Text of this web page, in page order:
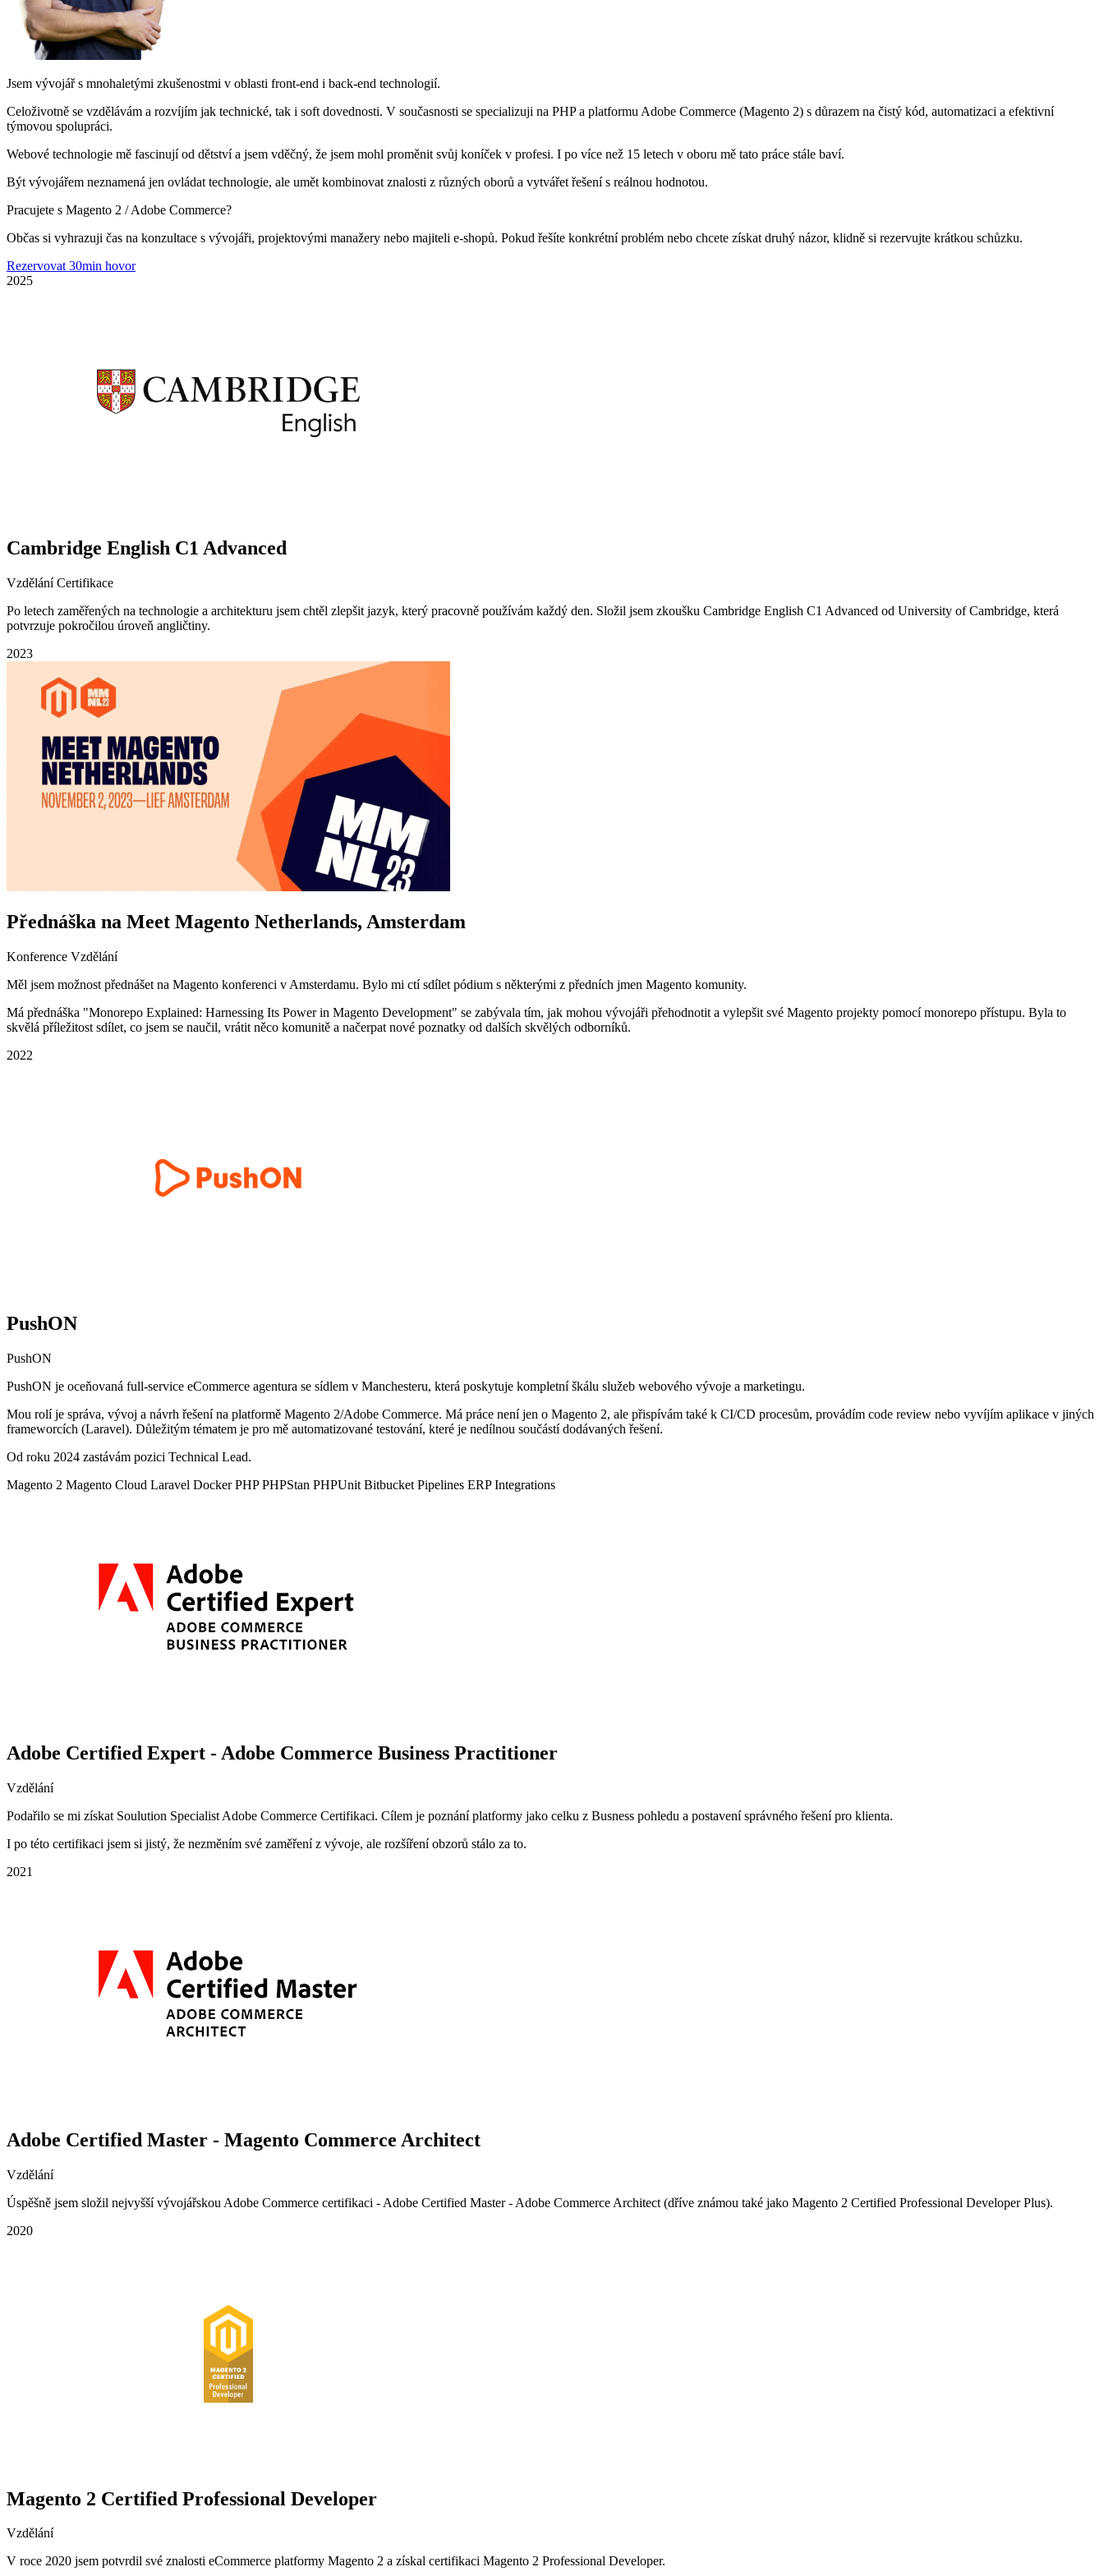
Jsem vývojář s mnohaletými zkušenostmi v oblasti front-end i back-end technologií.
Celoživotně se vzdělávám a rozvíjím jak technické, tak i soft dovednosti. V současnosti se specializuji na PHP a platformu Adobe Commerce (Magento 2) s důrazem na čistý kód, automatizaci a efektivní
týmovou spolupráci.
Webové technologie mě fascinují od dětství a jsem vděčný, že jsem mohl proměnit svůj koníček v profesi. I po více než 15 letech v oboru mě tato práce stále baví.
Být vývojářem neznamená jen ovládat technologie, ale umět kombinovat znalosti z různých oborů a vytvářet řešení s reálnou hodnotou.
Pracujete s Magento 2 / Adobe Commerce?
Občas si vyhrazuji čas na konzultace s vývojáři, projektovými manažery nebo majiteli e-shopů. Pokud řešíte konkrétní problém nebo chcete získat druhý názor, klidně si rezervujte krátkou schůzku.
Rezervovat 30min hovor
2025
Cambridge English C1 Advanced
Vzdělání Certifikace
Po letech zaměřených na technologie a architekturu jsem chtěl zlepšit jazyk, který pracovně používám každý den. Složil jsem zkoušku Cambridge English C1 Advanced od University of Cambridge, která
potvrzuje pokročilou úroveň angličtiny.
2023
Přednáška na Meet Magento Netherlands, Amsterdam
Konference Vzdělání
Měl jsem možnost přednášet na Magento konferenci v Amsterdamu. Bylo mi ctí sdílet pódium s některými z předních jmen Magento komunity.
Má přednáška "Monorepo Explained: Harnessing Its Power in Magento Development" se zabývala tím, jak mohou vývojáři přehodnotit a vylepšit své Magento projekty pomocí monorepo přístupu. Byla to
skvělá příležitost sdílet, co jsem se naučil, vrátit něco komunitě a načerpat nové poznatky od dalších skvělých odborníků.
2022
PushON
PushON
PushON je oceňovaná full-service eCommerce agentura se sídlem v Manchesteru, která poskytuje kompletní škálu služeb webového vývoje a marketingu.
Mou rolí je správa, vývoj a návrh řešení na platformě Magento 2/Adobe Commerce. Má práce není jen o Magento 2, ale přispívám také k CI/CD procesům, provádím code review nebo vyvíjím aplikace v jiných
frameworcích (Laravel). Důležitým tématem je pro mě automatizované testování, které je nedílnou součástí dodávaných řešení.
Od roku 2024 zastávám pozici Technical Lead.
Magento 2 Magento Cloud Laravel Docker PHP PHPStan PHPUnit Bitbucket Pipelines ERP Integrations
Adobe Certified Expert - Adobe Commerce Business Practitioner
Vzdělání
Podařilo se mi získat Soulution Specialist Adobe Commerce Certifikaci. Cílem je poznání platformy jako celku z Busness pohledu a postavení správného řešení pro klienta.
I po této certifikaci jsem si jistý, že nezměním své zaměření z vývoje, ale rozšíření obzorů stálo za to.
2021
Adobe Certified Master - Magento Commerce Architect
Vzdělání
Úspěšně jsem složil nejvyšší vývojářskou Adobe Commerce certifikaci - Adobe Certified Master - Adobe Commerce Architect (dříve známou také jako Magento 2 Certified Professional Developer Plus).
2020
Magento 2 Certified Professional Developer
Vzdělání
V roce 2020 jsem potvrdil své znalosti eCommerce platformy Magento 2 a získal certifikaci Magento 2 Professional Developer.